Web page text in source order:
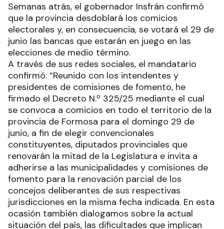
Semanas atrás, el gobernador Insfrán confirmó
que la provincia desdoblará los comicios
electorales y, en consecuencia, se votará el 29 de
junio las bancas que estarán en juego en las
elecciones de medio término.
A través de sus redes sociales, el mandatario
confirmó: “Reunido con los intendentes y
presidentes de comisiones de fomento, he
firmado el Decreto N.º 325/25 mediante el cual
se convoca a comicios en todo el territorio de la
provincia de Formosa para el domingo 29 de
junio, a fin de elegir convencionales
constituyentes, diputados provinciales que
renovarán la mitad de la Legislatura e invita a
adherirse a las municipalidades y comisiones de
fomento para la renovación parcial de los
concejos deliberantes de sus respectivas
jurisdicciones en la misma fecha indicada. En esta
ocasión también dialogamos sobre la actual
situación del país, las dificultades que implican